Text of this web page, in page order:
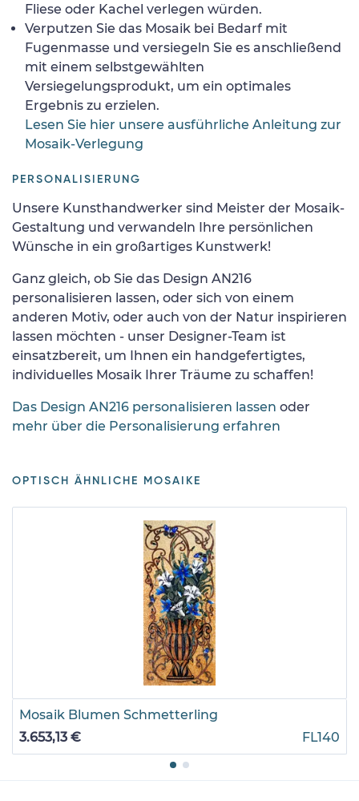
Fliese oder Kachel verlegen würden.
Verputzen Sie das Mosaik bei Bedarf mit
Fugenmasse und versiegeln Sie es anschließend
mit einem selbstgewählten
Versiegelungsprodukt, um ein optimales
Ergebnis zu erzielen.
Lesen Sie hier unsere ausführliche Anleitung zur
Mosaik-Verlegung
PERSONALISIERUNG
Unsere Kunsthandwerker sind Meister der Mosaik-
Gestaltung und verwandeln Ihre persönlichen
Wünsche in ein großartiges Kunstwerk!
Ganz gleich, ob Sie das Design AN216
personalisieren lassen, oder sich von einem
anderen Motiv, oder auch von der Natur inspirieren
lassen möchten - unser Designer-Team ist
einsatzbereit, um Ihnen ein handgefertigtes,
individuelles Mosaik Ihrer Träume zu schaffen!
Das Design AN216 personalisieren lassen oder
mehr über die Personalisierung erfahren
OPTISCH ÄHNLICHE MOSAIKE
Mosaik Blumen Schmetterling
3.653,13 €
FL140